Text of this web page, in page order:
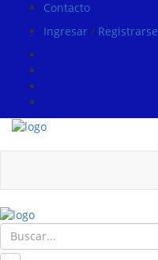
Contacto
Ingresar / Registrarse